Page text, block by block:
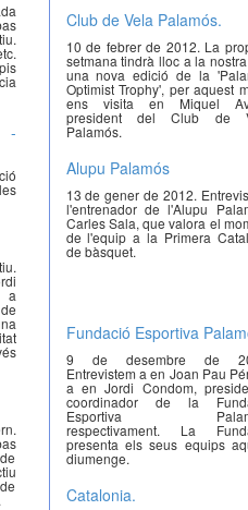
Club de Vela Palamós.
10 de febrer de 2012. La
setmana tindrà lloc a la
una nova edició de la
Optimist Trophy', per aquest
ens visita en Miquel
president del Club de
Palamós.
Alupu Palamós
13 de gener de 2012.
l'entrenador de l'Alupu
Carles Sala, que valora el
de l'equip a la Primera
de bàsquet.
Fundació Esportiva
9 de desembre de
Entrevistem a en Joan Pau
a en Jordi Condom,
coordinador de la
Esportiva
respectivament. La
presenta els seus equips
diumenge.
Catalonia.
-
a